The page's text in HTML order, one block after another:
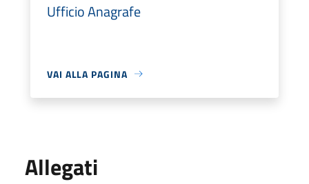
Ufficio Anagrafe
VAI ALLA PAGINA
Allegati